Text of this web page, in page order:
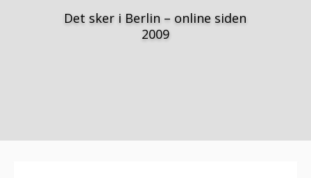
Det sker i Berlin – online siden
2009